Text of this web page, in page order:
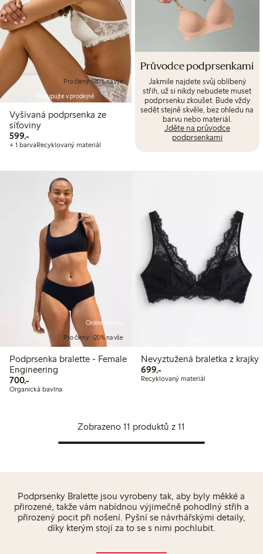
Pro členy: -20% na vše
Nakupujte v prodejně
Vyšívaná podprsenka ze
síťoviny
599,-599,00 Kč
+ 1 barvaRecyklovaný materiál
Průvodce podprsenkami
Jakmile najdete svůj oblíbený
střih, už si nikdy nebudete muset
podprsenku zkoušet. Bude vždy
sedět stejně skvěle, bez ohledu na
barvu nebo materiál.
Jděte na průvodce
podprsenkami
Online edition
Pro členy: -20% na vše
Podprsenka bralette - Female
Engineering
700,-700,00 Kč
Organická bavlna
Nevyztužená braletka z krajky
699,-699,00 Kč
Recyklovaný materiál
Zobrazeno 11 produktů z 11
Podprsenky Bralette jsou vyrobeny tak, aby byly měkké a
přirozené, takže vám nabídnou výjimečně pohodlný střih a
přirozený pocit při nošení. Pyšní se návrhářskými detaily,
díky kterým stojí za to se s nimi pochlubit.